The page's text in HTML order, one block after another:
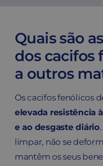
Carrinho
Buscar
Quais são
dos cacifos
a outros
Os cacifos fenólicos
elevada resistência
e ao desgaste diário
limpar, não se
mantêm os seus